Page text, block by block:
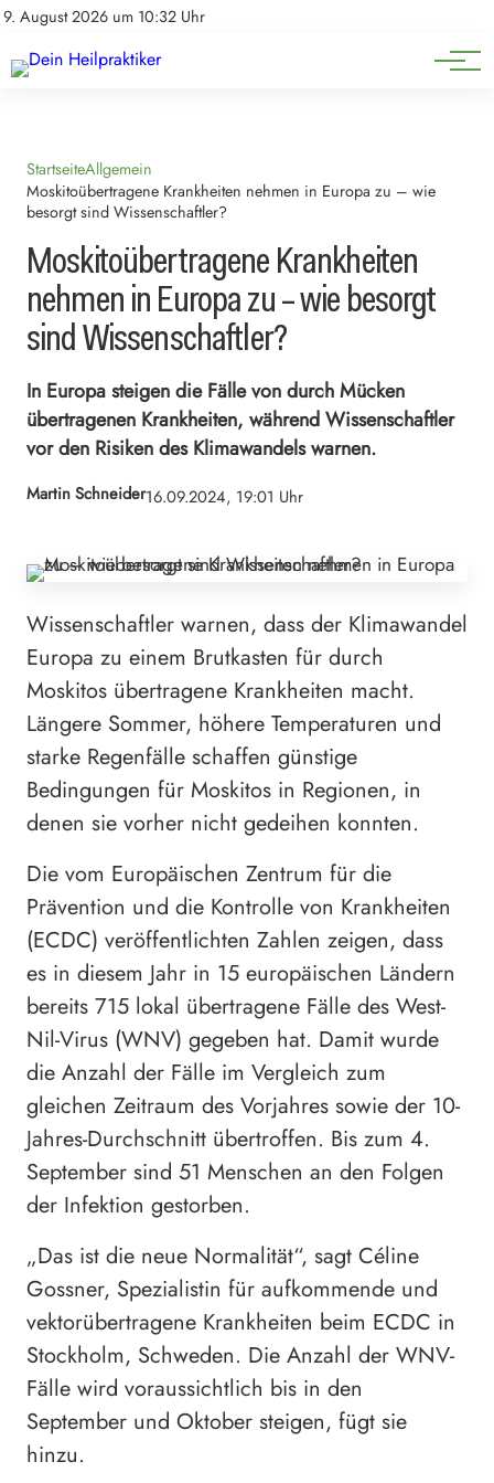
9. August 2026 um 10:32 Uhr
Impressum
Natürliche Medizin
Heilpflanzen & Kräuterkunde
StartseiteAllgemein
Moskitoübertragene Krankheiten nehmen in Europa zu – wie
besorgt sind Wissenschaftler?
Moskitoübertragene Krankheiten
nehmen in Europa zu – wie besorgt
sind Wissenschaftler?
In Europa steigen die Fälle von durch Mücken
übertragenen Krankheiten, während Wissenschaftler
vor den Risiken des Klimawandels warnen.
Martin Schneider16.09.2024, 19:01 Uhr
Wissenschaftler warnen, dass der Klimawandel
Europa zu einem Brutkasten für durch
Moskitos übertragene Krankheiten macht.
Längere Sommer, höhere Temperaturen und
starke Regenfälle schaffen günstige
Bedingungen für Moskitos in Regionen, in
denen sie vorher nicht gedeihen konnten.
Die vom Europäischen Zentrum für die
Prävention und die Kontrolle von Krankheiten
(ECDC) veröffentlichten Zahlen zeigen, dass
es in diesem Jahr in 15 europäischen Ländern
bereits 715 lokal übertragene Fälle des West-
Nil-Virus (WNV) gegeben hat. Damit wurde
die Anzahl der Fälle im Vergleich zum
gleichen Zeitraum des Vorjahres sowie der 10-
Jahres-Durchschnitt übertroffen. Bis zum 4.
September sind 51 Menschen an den Folgen
der Infektion gestorben.
„Das ist die neue Normalität“, sagt Céline
Gossner, Spezialistin für aufkommende und
vektorübertragene Krankheiten beim ECDC in
Stockholm, Schweden. Die Anzahl der WNV-
Fälle wird voraussichtlich bis in den
September und Oktober steigen, fügt sie
hinzu.